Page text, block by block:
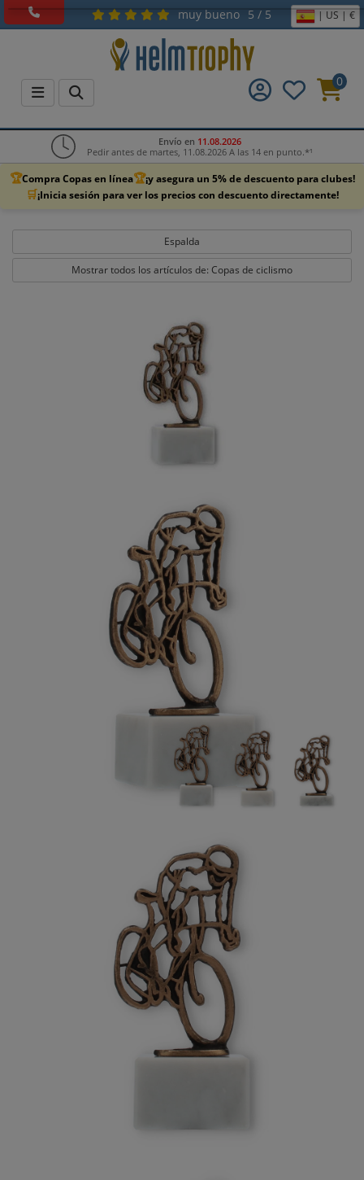
muy bueno 5 / 5 | US | €
0
Envío en 11.08.2026
Pedir antes de martes, 11.08.2026 A las 14 en punto.*¹
🏆Compra Copas en línea🏆¡y asegura un 5% de descuento para clubes!
🛒¡Inicia sesión para ver los precios con descuento directamente!
Espalda
Mostrar todos los artículos de: Copas de ciclismo